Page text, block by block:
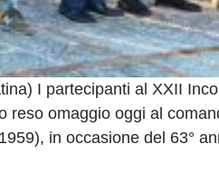
I partecipanti al XXII
reso omaggio oggi al
in occasione del 63°